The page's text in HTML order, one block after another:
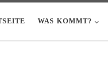
WAS KOMMT?